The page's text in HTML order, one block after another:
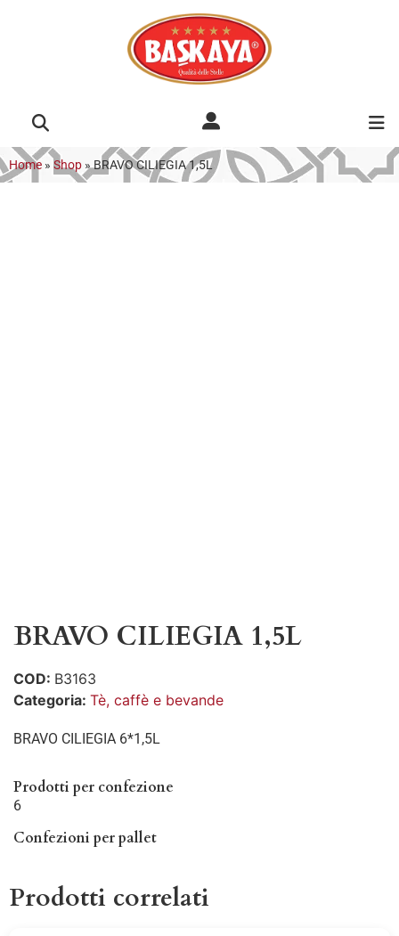
Home » Shop »BRAVO CILIEGIA 1,5L
BRAVO CILIEGIA 1,5L
COD: B3163
Categoria: Tè, caffè e bevande
BRAVO CILIEGIA 6*1,5L
Prodotti per confezione
6
Confezioni per pallet
Prodotti correlati